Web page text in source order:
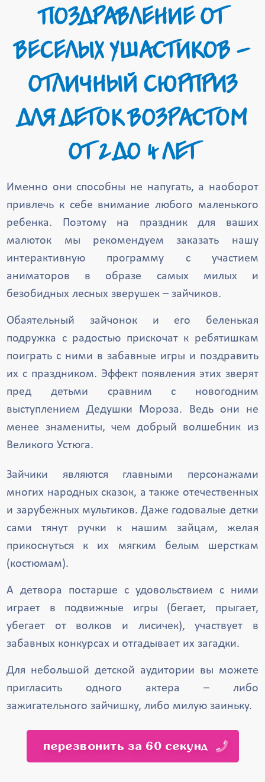
ПОЗДРАВЛЕНИЕ ОТ
ВЕСЕЛЫХ УШАСТИКОВ –
ОТЛИЧНЫЙ СЮРПРИЗ
ДЛЯ ДЕТОК ВОЗРАСТОМ
ОТ 2 ДО 4 ЛЕТ
Именно они способны не напугать, а наоборот
привлечь к себе внимание любого маленького
ребенка. Поэтому на праздник для ваших
малюток мы рекомендуем заказать нашу
интерактивную программу с участием
аниматоров в образе самых милых и
безобидных лесных зверушек – зайчиков.
Обаятельный зайчонок и его беленькая
подружка с радостью прискочат к ребятишкам
поиграть с ними в забавные игры и поздравить
их с праздником. Эффект появления этих зверят
пред детьми сравним с новогодним
выступлением Дедушки Мороза. Ведь они не
менее знамениты, чем добрый волшебник из
Великого Устюга.
Зайчики являются главными персонажами
многих народных сказок, а также отечественных
и зарубежных мультиков. Даже годовалые детки
сами тянут ручки к нашим зайцам, желая
прикоснуться к их мягким белым шерсткам
(костюмам).
А детвора постарше с удовольствием с ними
играет в подвижные игры (бегает, прыгает,
убегает от волков и лисичек), участвует в
забавных конкурсах и отгадывает их загадки.
Для небольшой детской аудитории вы можете
пригласить одного актера – либо
зажигательного зайчишку, либо милую заиньку.
перезвонить за 60 секунд